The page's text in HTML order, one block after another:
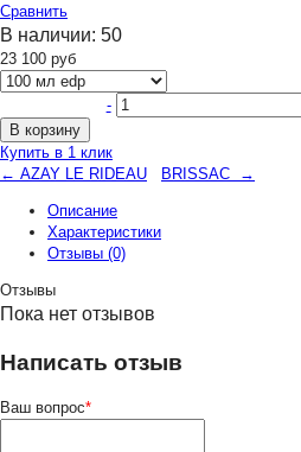
Сравнить
В наличии: 50
23 100 руб
-
В корзину
Купить в 1 клик
← AZAY LE RIDEAU
BRISSAC →
Описание
Характеристики
Отзывы (0)
Отзывы
Пока нет отзывов
Написать отзыв
Ваш вопрос*